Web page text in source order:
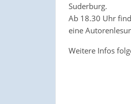
Suderburg.
Ab 18.30 Uhr
eine
Weitere Infos